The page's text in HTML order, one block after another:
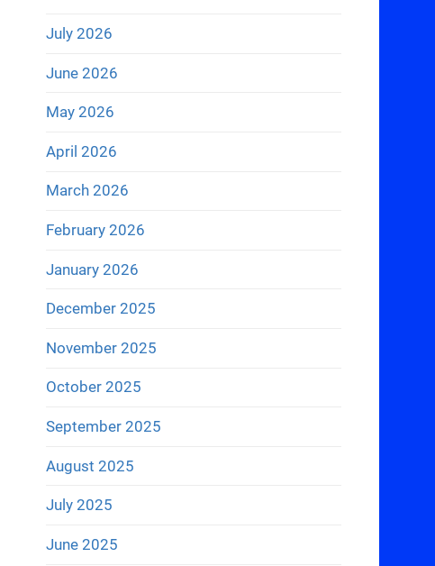
July 2026
June 2026
May 2026
April 2026
March 2026
February 2026
January 2026
December 2025
November 2025
October 2025
September 2025
August 2025
July 2025
June 2025